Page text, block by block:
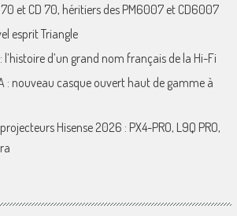
70 et CD 70, héritiers des PM6007 et CD6007
esprit Triangle
l’histoire d’un grand nom français de la Hi-Fi
: nouveau casque ouvert haut de gamme à
Hisense 2026 : PX4-PRO, L9Q PRO,